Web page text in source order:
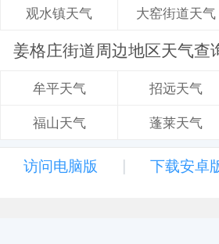
观水镇天气 大窑街道天气
姜格庄街道周边地区天气查
牟平天气 招远天气
福山天气 蓬莱天气
访问电脑版 | 下载安卓